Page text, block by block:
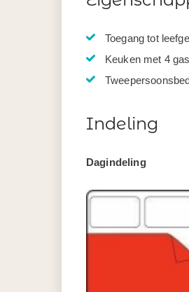
Toegang tot
Keuken met 4
Indeling
Dagindeling